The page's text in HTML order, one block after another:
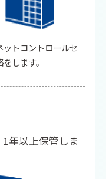
トコントロールセ
します。
年以上保管しま